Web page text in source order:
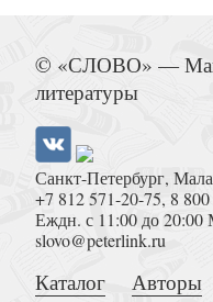
© «СЛОВО» —
литературы
Санкт-Петербург,
+7 812 571-20-75, 8
Еждн. с 11:00 до
slovo@peterlink.ru
Каталог Авторы